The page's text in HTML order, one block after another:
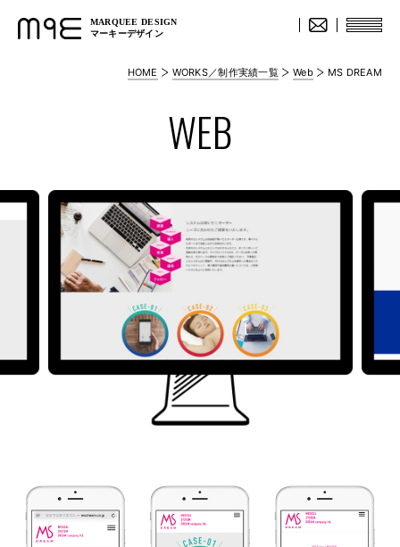
MARQUEE DESIGN
マーキーデザイン
HOME WORKS／制作実績一覧 Web MS DREAM
WEB